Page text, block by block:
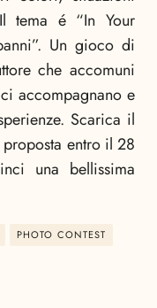
tema é “In Your
Un gioco di
che accomuni
accompagnano e
Scarica il
entro il 28
una bellissima
PHOTO CONTEST